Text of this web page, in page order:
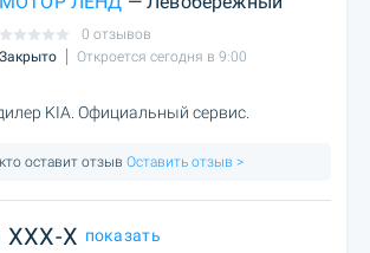
0 отзывов
Закрыто
Откроется сегодня в 9:00
KIA. Официальный сервис.
оставит отзыв Оставить отзыв >
X показать